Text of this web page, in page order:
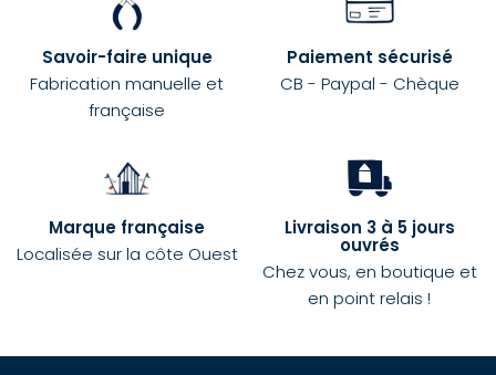
Savoir-faire unique
Fabrication manuelle et
française
Paiement sécurisé
CB - Paypal - Chèque
Marque française
Localisée sur la côte Ouest
Livraison 3 à 5 jours
ouvrés
Chez vous, en boutique et
en point relais !